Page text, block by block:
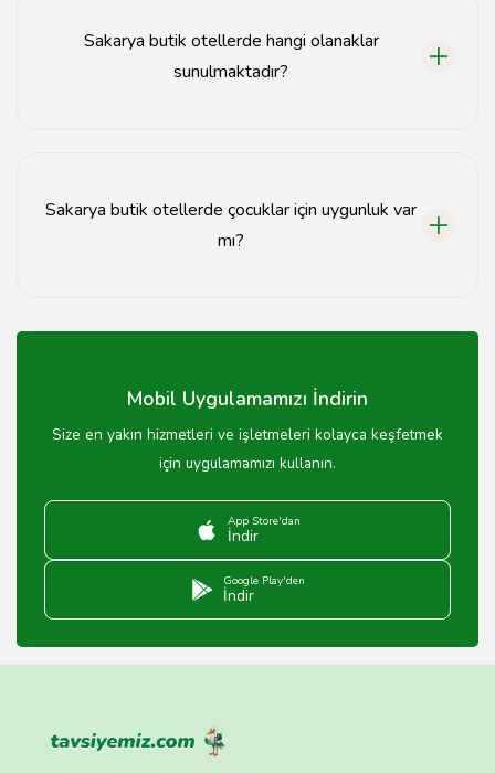
Sakarya butik otellerde hangi olanaklar
sunulmaktadır?
Sakarya butik otellerde çocuklar için uygunluk var
mı?
uygun konaklama seçenekleri sunmaktadır.
Mobil Uygulamamızı İndirin
Size en yakın hizmetleri ve işletmeleri kolayca keşfetmek
için uygulamamızı kullanın.
App Store'dan
İndir
Google Play'den
İndir